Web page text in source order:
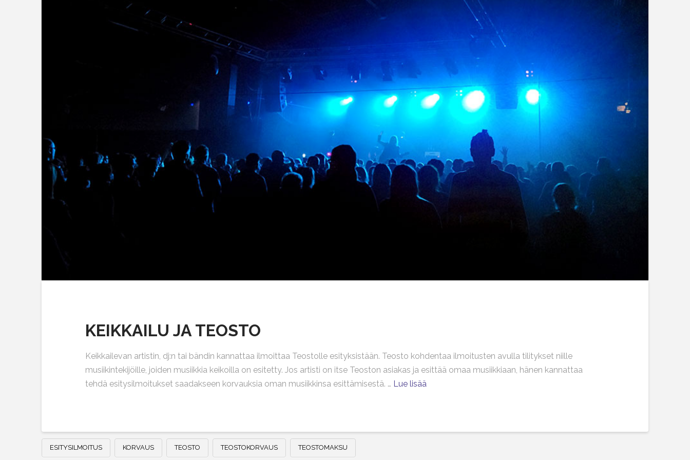
KEIKKAILU JA TEOSTO
Keikkailevan artistin, dj:n tai bändin kannattaa ilmoittaa Teostolle esityksistään. Teosto kohdentaa ilmoitusten avulla tilitykset niille
musiikintekijöille, joiden musiikkia keikoilla on esitetty. Jos artisti on itse Teoston asiakas ja esittää omaa musiikkiaan, hänen kannattaa
tehdä esitysilmoitukset saadakseen korvauksia oman musiikkinsa esittämisestä. … Lue lisää
ESITYSILMOITUS KORVAUS TEOSTO TEOSTOKORVAUS TEOSTOMAKSU